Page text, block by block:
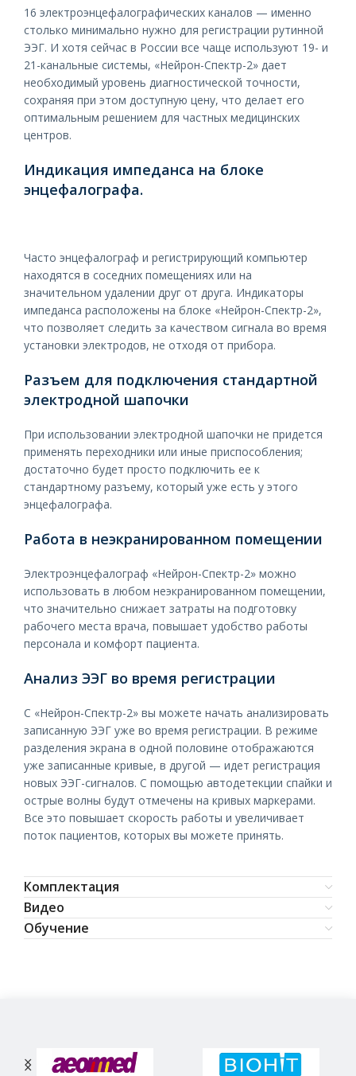
16 электроэнцефалографических каналов — именно
столько минимально нужно для регистрации рутинной
ЭЭГ. И хотя сейчас в России все чаще используют 19- и
21-канальные системы, «Нейрон-Спектр-2» дает
необходимый уровень диагностической точности,
сохраняя при этом доступную цену, что делает его
оптимальным решением для частных медицинских
центров.
Индикация импеданса на блоке
энцефалографа.
Часто энцефалограф и регистрирующий компьютер
находятся в соседних помещениях или на
значительном удалении друг от друга. Индикаторы
импеданса расположены на блоке «Нейрон-Спектр-2»,
что позволяет следить за качеством сигнала во время
установки электродов, не отходя от прибора.
Разъем для подключения стандартной
электродной шапочки
При использовании электродной шапочки не придется
применять переходники или иные приспособления;
достаточно будет просто подключить ее к
стандартному разъему, который уже есть у этого
энцефалографа.
Работа в неэкранированном помещении
Электроэнцефалограф «Нейрон-Спектр-2» можно
использовать в любом неэкранированном помещении,
что значительно снижает затраты на подготовку
рабочего места врача, повышает удобство работы
персонала и комфорт пациента.
Анализ ЭЭГ во время регистрации
С «Нейрон-Спектр-2» вы можете начать анализировать
записанную ЭЭГ уже во время регистрации. В режиме
разделения экрана в одной половине отображаются
уже записанные кривые, в другой — идет регистрация
новых ЭЭГ-сигналов. С помощью автодетекции спайки и
острые волны будут отмечены на кривых маркерами.
Все это повышает скорость работы и увеличивает
поток пациентов, которых вы можете принять.
Комплектация
Видео
Обучение